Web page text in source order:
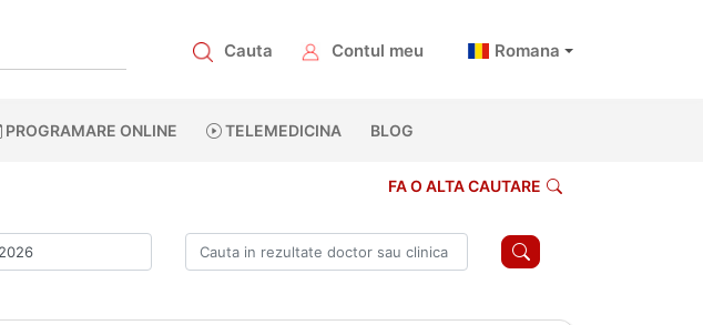
Cauta Contul meu Romana
PROGRAMARE ONLINE TELEMEDICINA BLOG
FA O ALTA CAUTARE